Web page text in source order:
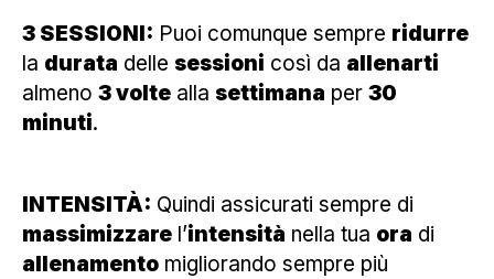
3 SESSIONI: Puoi comunque sempre ridurre
la durata delle sessioni così da allenarti
almeno 3 volte alla settimana per 30
minuti.
INTENSITÀ: Quindi assicurati sempre di
massimizzare l’intensità nella tua ora di
allenamento migliorando sempre più